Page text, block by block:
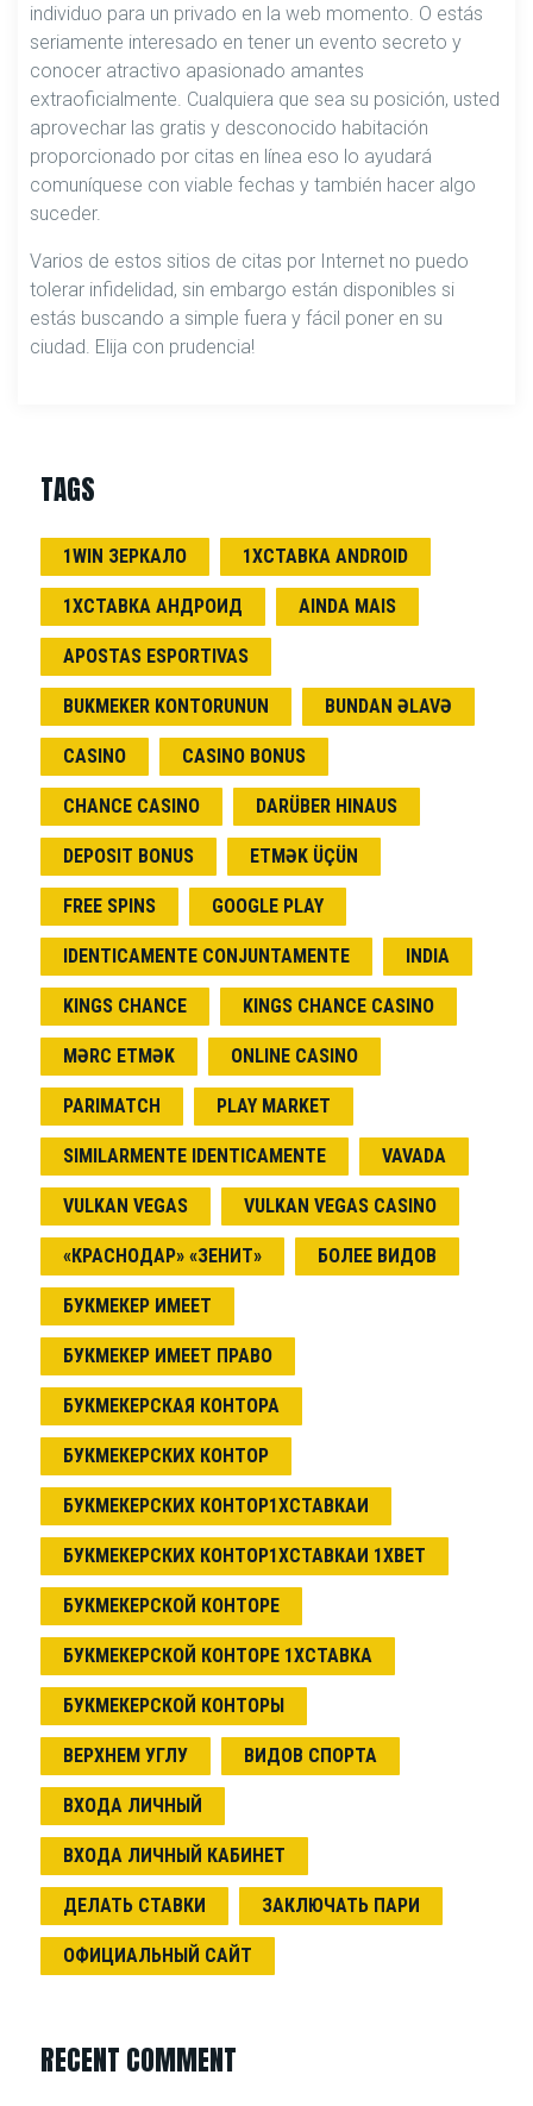
individuo para un privado en la web momento. O estás
seriamente interesado en tener un evento secreto y
conocer atractivo apasionado amantes
extraoficialmente. Cualquiera que sea su posición, usted
aprovechar las gratis y desconocido habitación
proporcionado por citas en línea eso lo ayudará
comuníquese con viable fechas y también hacer algo
suceder.
Varios de estos sitios de citas por Internet no puedo
tolerar infidelidad, sin embargo están disponibles si
estás buscando a simple fuera y fácil poner en su
ciudad. Elija con prudencia!
TAGS
1WIN ЗЕРКАЛО 1ХСТАВКА ANDROID
1ХСТАВКА АНДРОИД AINDA MAIS
APOSTAS ESPORTIVAS
BUKMEKER KONTORUNUN BUNDAN ƏLAVƏ
CASINO CASINO BONUS
CHANCE CASINO DARÜBER HINAUS
DEPOSIT BONUS ETMƏK ÜÇÜN
FREE SPINS GOOGLE PLAY
IDENTICAMENTE CONJUNTAMENTE INDIA
KINGS CHANCE KINGS CHANCE CASINO
MƏRC ETMƏK ONLINE CASINO
PARIMATCH PLAY MARKET
SIMILARMENTE IDENTICAMENTE VAVADA
VULKAN VEGAS VULKAN VEGAS CASINO
«КРАСНОДАР» «ЗЕНИТ» БОЛЕЕ ВИДОВ
БУКМЕКЕР ИМЕЕТ
БУКМЕКЕР ИМЕЕТ ПРАВО
БУКМЕКЕРСКАЯ КОНТОРА
БУКМЕКЕРСКИХ КОНТОР
БУКМЕКЕРСКИХ КОНТОР1ХСТАВКАИ
БУКМЕКЕРСКИХ КОНТОР1ХСТАВКАИ 1XBET
БУКМЕКЕРСКОЙ КОНТОРЕ
БУКМЕКЕРСКОЙ КОНТОРЕ 1ХСТАВКА
БУКМЕКЕРСКОЙ КОНТОРЫ
ВЕРХНЕМ УГЛУ ВИДОВ СПОРТА
ВХОДА ЛИЧНЫЙ
ВХОДА ЛИЧНЫЙ КАБИНЕТ
ДЕЛАТЬ СТАВКИ ЗАКЛЮЧАТЬ ПАРИ
ОФИЦИАЛЬНЫЙ САЙТ
RECENT COMMENT